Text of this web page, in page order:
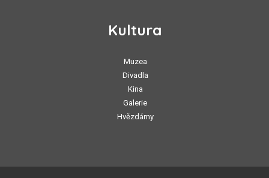
Kultura
Muzea
Divadla
Kina
Galerie
Hvězdárny